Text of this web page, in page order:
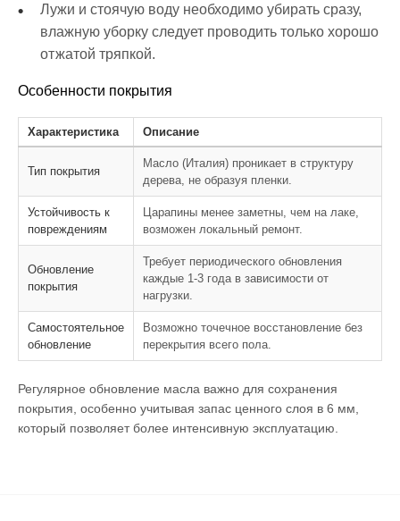
Лужи и стоячую воду необходимо убирать сразу,
влажную уборку следует проводить только хорошо
отжатой тряпкой.
Особенности покрытия
Характеристика Описание
Тип покрытия
Масло (Италия) проникает в структуру
дерева, не образуя пленки.
Устойчивость к
повреждениям
Царапины менее заметны, чем на лаке,
возможен локальный ремонт.
Обновление
покрытия
Требует периодического обновления
каждые 1-3 года в зависимости от
нагрузки.
Самостоятельное
обновление
Возможно точечное восстановление без
перекрытия всего пола.
Регулярное обновление масла важно для сохранения
покрытия, особенно учитывая запас ценного слоя в 6 мм,
который позволяет более интенсивную эксплуатацию.